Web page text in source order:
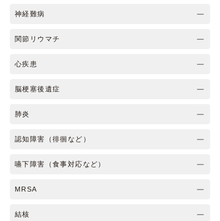
神経難病
関節リウマチ
心疾患
脳梗塞後遺症
肺炎
認知障害（徘徊など）
嚥下障害（食事対応など）
MRSA
結核